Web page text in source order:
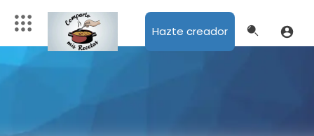
Hazte creador